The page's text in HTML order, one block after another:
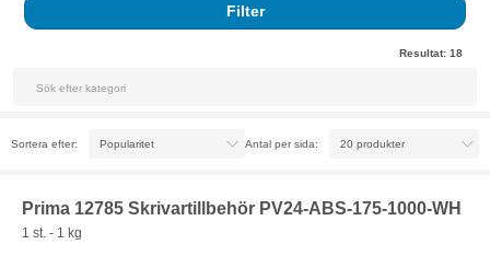
Filter
Resultat: 18
Sortera efter: Antal per sida:
Prima 12785 Skrivartillbehör PV24-ABS-175-1000-WH
1 st. - 1 kg